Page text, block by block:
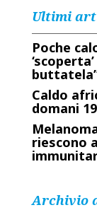
Ultimi
Poche
Caldo
domani
riescono
Archivio